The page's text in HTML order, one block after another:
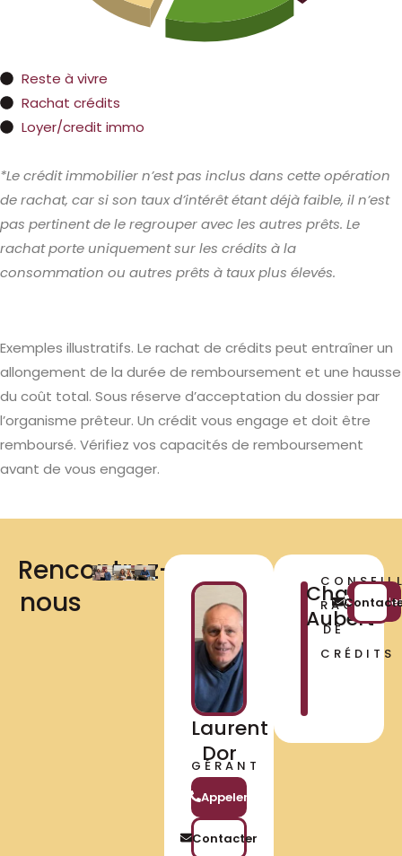
Reste à vivre
Rachat crédits
Loyer/credit immo
*Le crédit immobilier n’est pas inclus dans cette opération
de rachat, car si son taux d’intérêt étant déjà faible, il n’est
pas pertinent de le regrouper avec les autres prêts. Le
rachat porte uniquement sur les crédits à la
consommation ou autres prêts à taux plus élevés.
Exemples illustratifs. Le rachat de crédits peut entraîner un
allongement de la durée de remboursement et une hausse
du coût total. Sous réserve d’acceptation du dossier par
l’organisme prêteur. Un crédit vous engage et doit être
remboursé. Vérifiez vos capacités de remboursement
avant de vous engager.
Rencontrez-
nous​
Laurent
Dor
GÉRANT
Appeler
Contacter
Charlène
Aubert
RACHAT
DE
CRÉDITS